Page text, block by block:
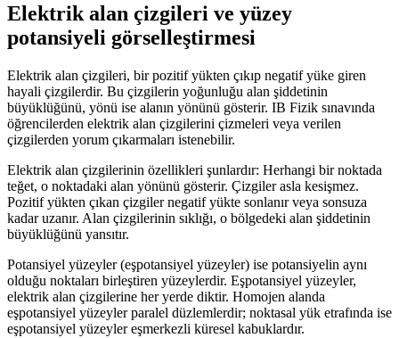
Elektrik alan çizgileri ve yüzey
potansiyeli görselleştirmesi
Elektrik alan çizgileri, bir pozitif yükten çıkıp negatif yüke giren
hayali çizgilerdir. Bu çizgilerin yoğunluğu alan şiddetinin
büyüklüğünü, yönü ise alanın yönünü gösterir. IB Fizik sınavında
öğrencilerden elektrik alan çizgilerini çizmeleri veya verilen
çizgilerden yorum çıkarmaları istenebilir.
Elektrik alan çizgilerinin özellikleri şunlardır: Herhangi bir noktada
teğet, o noktadaki alan yönünü gösterir. Çizgiler asla kesişmez.
Pozitif yükten çıkan çizgiler negatif yükte sonlanır veya sonsuza
kadar uzanır. Alan çizgilerinin sıklığı, o bölgedeki alan şiddetinin
büyüklüğünü yansıtır.
Potansiyel yüzeyler (eşpotansiyel yüzeyler) ise potansiyelin aynı
olduğu noktaları birleştiren yüzeylerdir. Eşpotansiyel yüzeyler,
elektrik alan çizgilerine her yerde diktir. Homojen alanda
eşpotansiyel yüzeyler paralel düzlemlerdir; noktasal yük etrafında ise
eşpotansiyel yüzeyler eşmerkezli küresel kabuklardır.